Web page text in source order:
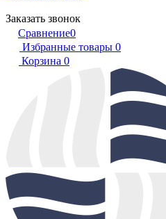
Заказать звонок
Сравнение0
Избранные товары 0
Корзина 0